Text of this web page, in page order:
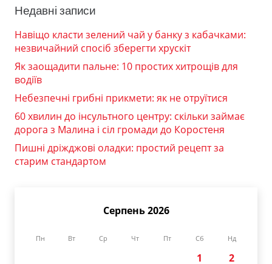
Недавні записи
Навіщо класти зелений чай у банку з кабачками:
незвичайний спосіб зберегти хрускіт
Як заощадити пальне: 10 простих хитрощів для
водіїв
Небезпечні грибні прикмети: як не отруїтися
60 хвилин до інсультного центру: скільки займає
дорога з Малина і сіл громади до Коростеня
Пишні дріжджові оладки: простий рецепт за
старим стандартом
Серпень 2026
Пн Вт Ср Чт Пт Сб Нд
1
2